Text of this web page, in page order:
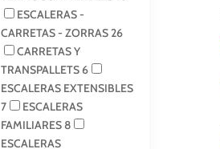
ESCALERAS -
CARRETAS - ZORRAS26
CARRETAS Y
TRANSPALLETS6
ESCALERAS EXTENSIBLES
7
ESCALERAS
FAMILIARES 8
ESCALERAS